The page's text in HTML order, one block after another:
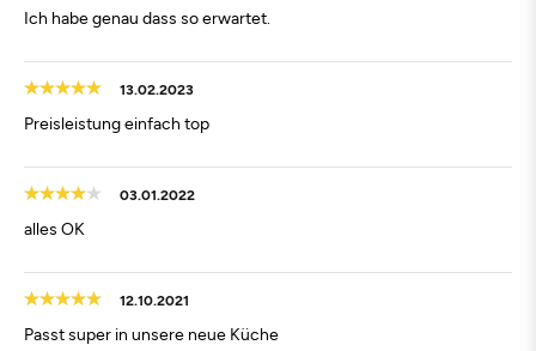
Ich habe genau dass so erwartet.
13.02.2023
Preisleistung einfach top
03.01.2022
alles OK
12.10.2021
Passt super in unsere neue Küche